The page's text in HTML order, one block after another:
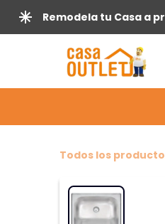
Remodela tu Casa a
Todos los